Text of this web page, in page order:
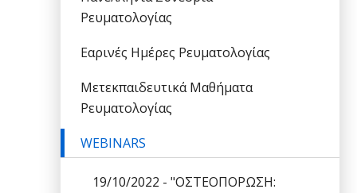
Ρευματολογίας
Εαρινές Ημέρες Ρευματολογίας
Μετεκπαιδευτικά Μαθήματα
Ρευματολογίας
WEBINARS
19/10/2022 - "ΟΣΤΕΟΠΟΡΩΣΗ: